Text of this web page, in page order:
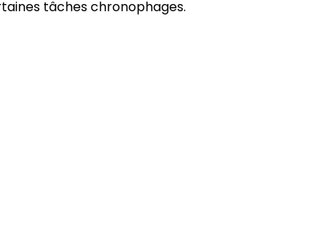
tâches chronophages.